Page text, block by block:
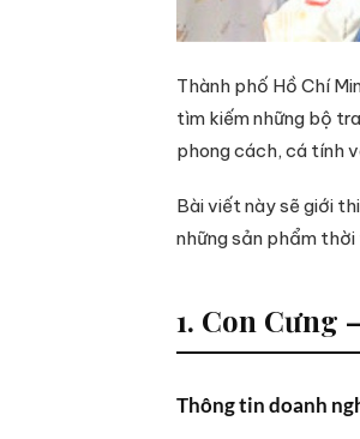
Thành phố Hồ Chí
tìm kiếm những bộ
phong cách, cá tính
Bài viết này sẽ giới
những sản phẩm
1. Con Cưng
Thông tin doanh